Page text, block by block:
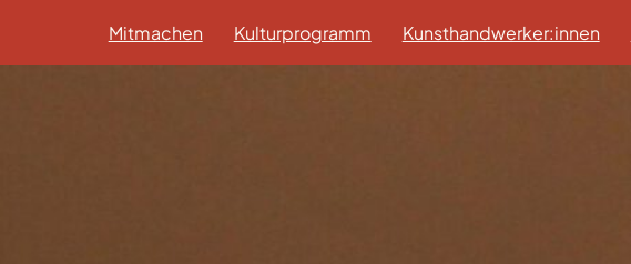
Mitmachen Kulturprogramm Kunsthandwerker:innen